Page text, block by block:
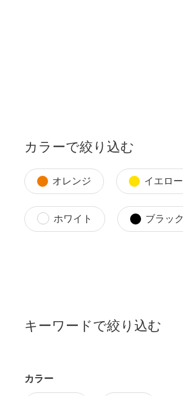
カラーで絞り込む
オレンジ イエロー
ホワイト ブラック
キーワードで絞り込む
カラー